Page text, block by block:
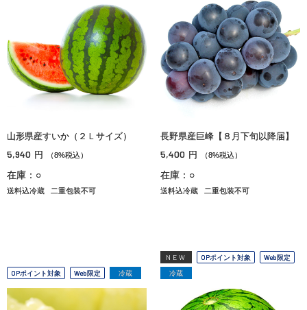
山形県産すいか（２Ｌサイズ）
5,940 円 （8%税込）
在庫：○
送料込冷蔵 二重包装不可
長野県産巨峰【８月下旬以降届】
5,400 円 （8%税込）
在庫：○
送料込冷蔵 二重包装不可
OPポイント対象 Web限定 冷蔵
NEW OPポイント対象
Web限定
冷蔵